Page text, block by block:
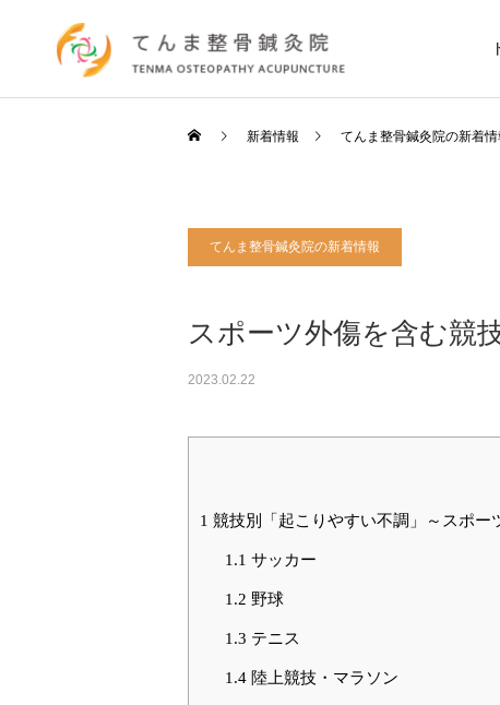
新着情報 てんま整骨鍼灸院の新着情
てんま整骨鍼灸院の新着情報
スポーツ外傷を含む競
2023.02.22
1 競技別「起こりやすい不調」～スポー
1.1 サッカー
1.2 野球
1.3 テニス
1.4陸上競技・マラソン